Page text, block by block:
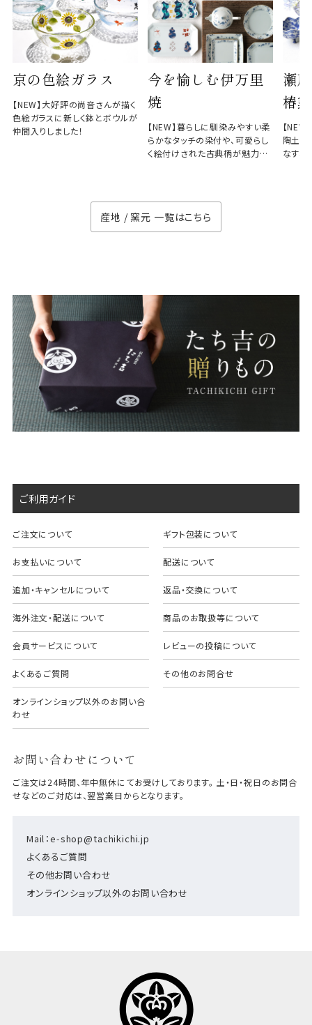
京の色絵ガラス
【NEW】大好評の尚音さんが描く
色絵ガラスに新しく鉢とボウルが
仲間入りしました！
今を愉しむ伊万里
焼
【NEW】暮らしに馴染みやすい柔
らかなタッチの染付や、可愛らし
く絵付けされた古典柄が魅力の
瀬
椿窯
【
陶土と
なす、
産地 / 窯元 一覧はこちら
ご利用ガイド
ご注文について ギフト包装について
お支払いについて 配送について
追加・キャンセルについて 返品・交換について
海外注文・配送について 商品のお取扱等について
会員サービスについて レビューの投稿について
よくあるご質問 その他のお問合せ
オンラインショップ以外のお問い合
わせ
お問い合わせについて
Mail：e-shop@tachikichi.jp
よくあるご質問
その他お問い合わせ
オンラインショップ以外のお問い合わせ
ご注文は24時間、年中無休にてお受けしております。 土・日・祝日のお問合
せなどのご対応は、翌営業日からとなります。